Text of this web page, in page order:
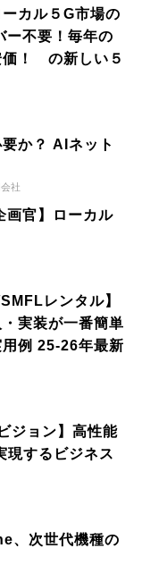
カル５G市場の
ー不要！毎年の
価！ の新しい５
か？ AIネット
社
画官】ローカル
レンタル】
実装が一番簡単
例 25-26年最新
ジョン】高性能
現するビジネス
、次世代機種の